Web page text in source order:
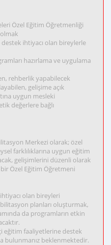
Özel Eğitim Öğretmenliği
ihtiyacı olan bireylerle
hazırlama ve uygulama
rehberlik yapabilecek
gelişime açık
uygun mesleki
değerlere bağlı
Merkezi olarak; özel
farklılıklarına uygun eğitim
gelişimlerini düzenli olarak
Özel Eğitim Öğretmeni
olan bireyleri
planları oluşturmak,
da programların etkin
eğitim faaliyetlerine destek
bulunmanız beklenmektedir.